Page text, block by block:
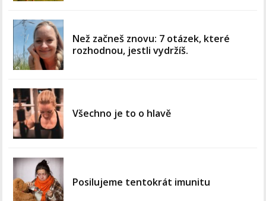
Než začneš znovu: 7 otázek, které
rozhodnou, jestli vydržíš.
Všechno je to o hlavě
Posilujeme tentokrát imunitu